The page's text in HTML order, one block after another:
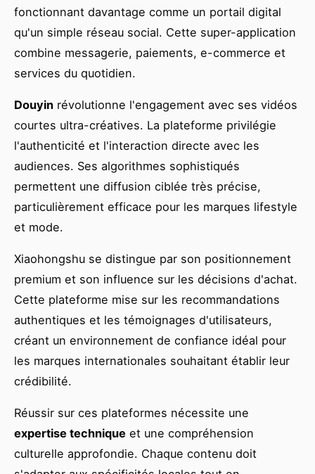
fonctionnant davantage comme un portail digital
qu'un simple réseau social. Cette super-application
combine messagerie, paiements, e-commerce et
services du quotidien.
Douyin révolutionne l'engagement avec ses vidéos
courtes ultra-créatives. La plateforme privilégie
l'authenticité et l'interaction directe avec les
audiences. Ses algorithmes sophistiqués
permettent une diffusion ciblée très précise,
particulièrement efficace pour les marques lifestyle
et mode.
Xiaohongshu se distingue par son positionnement
premium et son influence sur les décisions d'achat.
Cette plateforme mise sur les recommandations
authentiques et les témoignages d'utilisateurs,
créant un environnement de confiance idéal pour
les marques internationales souhaitant établir leur
crédibilité.
Réussir sur ces plateformes nécessite une
expertise technique et une compréhension
culturelle approfondie. Chaque contenu doit